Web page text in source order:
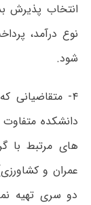
انتخاب پذیرش
نوع درآمد،
شود.
۴- متقاضیانی
دانشکده متفاوت
های مرتبط با
دو سری تهیه